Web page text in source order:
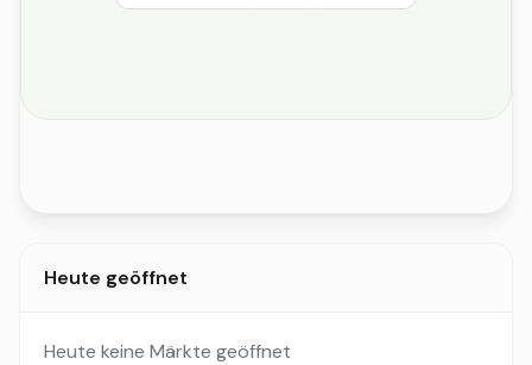
Heute geöffnet
Heute keine Märkte geöffnet